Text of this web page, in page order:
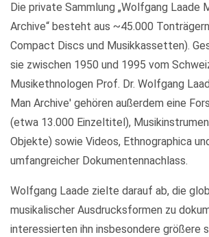
Die private Sammlung „Wolfgang Laade
Archive“ besteht aus ~45.000
Compact Discs und Musikkassetten).
sie zwischen 1950 und 1995 vom
Musikethnologen Prof. Dr. Wolfgang
Man Archive' gehören außerdem eine
(etwa 13.000 Einzeltitel),
Objekte) sowie Videos, Ethnographica
umfangreicher Dokumentennachlass.
Wolfgang Laade zielte darauf ab, die
musikalischer Ausdrucksformen zu
interessierten ihn insbesondere größere